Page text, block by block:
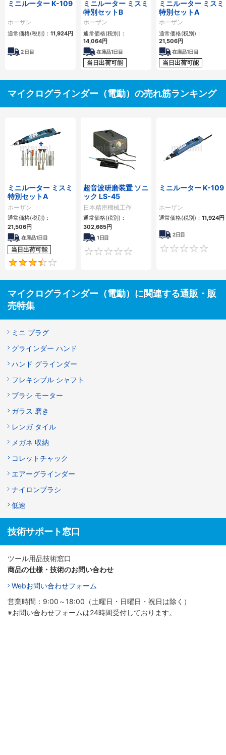
ミニルーター K-109
ホーザン
通常価格(税別)： 11,924円
2日目
ミニルーター ミスミ
特別セットB
ホーザン
通常価格(税別)：
14,064円
在庫品1日目
当日出荷可能
ミニルーター ミスミ
特別セットA
ホーザン
通常価格(税別)：
21,506円
在庫品1日目
当日出荷可能
マイクログラインダー（電動）の売れ筋ランキング
ミニルーター ミスミ
特別セットA
ホーザン
通常価格(税別)：
21,506円
在庫品1日目
当日出荷可能
超音波研磨装置 ソニ
ック LS-45
日本精密機械工作
通常価格(税別)：
302,665円
1日目
0
ミニルーター K-109
ホーザン
通常価格(税別)： 11,924円
2日目
マイクログラインダー（電動）に関連する通販・販
売特集
ミニ プラグ
グラインダー ハンド
ハンド グラインダー
フレキシブル シャフト
ブラシ モーター
ガラス 磨き
レンガ タイル
メガネ 収納
コレットチャック
エアーグラインダー
ナイロンブラシ
低速
技術サポート窓口
ツール用品技術窓口
商品の仕様・技術のお問い合わせ
Webお問い合わせフォーム
営業時間：9:00～18:00（土曜日・日曜日・祝日は除く）
※お問い合わせフォームは24時間受付しております。